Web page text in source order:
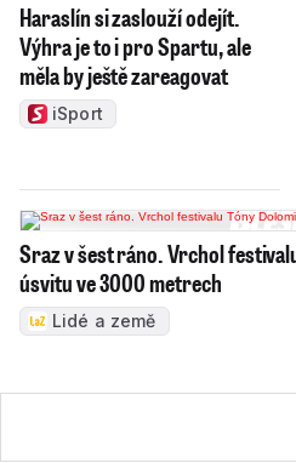
Haraslín si zaslouží odejít.
Výhra je to i pro Spartu, ale
měla by ještě zareagovat
iSport
Sraz v šest ráno. Vrchol
úsvitu ve 3000 metrech
Lidé a země